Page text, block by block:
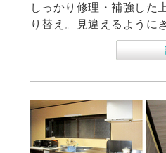
しっかり修理・補強した
り替え。見違えるように